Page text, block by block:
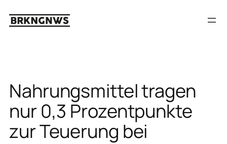
Inhalt
Nahrungsmittel tragen
nur 0,3 Prozentpunkte
zur Teuerung bei